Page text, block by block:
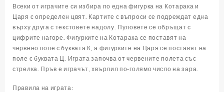
Всеки от играчите си избира по една фигурка на Котарака и
Царя с определен цвят. Картите с въпроси се подреждат една
върху друга с текстовете надолу. Пуловете се обръщат с
цифрите нагоре. Фигурките на Котарака се поставят на
червено поле с буквата К, а фигурките на Царя се поставят на
поле с буквата Ц. Играта започва от червените полета със
стрелка. Пръв е играчът, хвърлил по-голямо число на зара.
Правила на играта: